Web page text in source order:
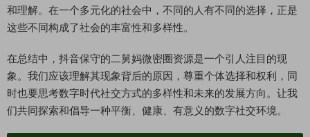
和理解。在一个多元化的社会中，不同的人有不同的选择，正是
这些不同构成了社会的丰富性和多样性。
在总结中，抖音保守的二舅妈微密圈资源是一个引人注目的现
象。我们应该理解其现象背后的原因，尊重个体选择和权利，同
时也要思考数字时代社交方式的多样性和未来的发展方向。让我
们共同探索和倡导一种平衡、健康、有意义的数字社交环境。